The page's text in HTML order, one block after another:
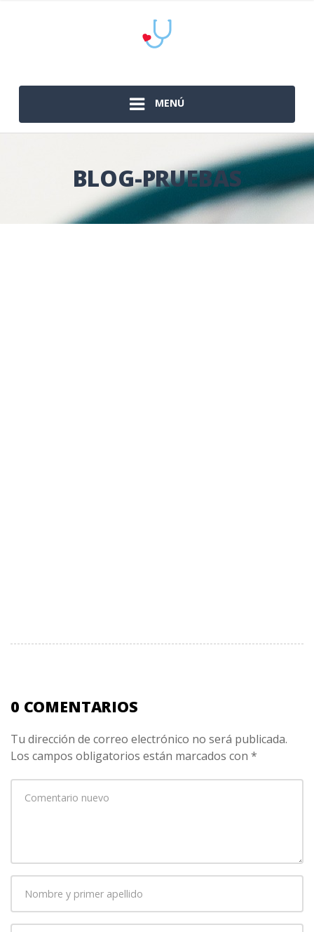
MENÚ
BLOG-PRUEBAS
0 COMENTARIOS
Tu dirección de correo electrónico no será publicada.
Los campos obligatorios están marcados con *
comentario*
primer